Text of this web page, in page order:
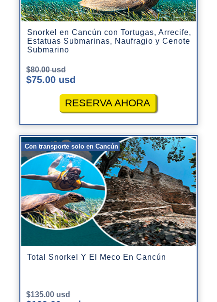
Snorkel en Cancún con Tortugas, Arrecife,
Estatuas Submarinas, Naufragio y Cenote
Submarino
$80.00 usd
$75.00 usd
RESERVA AHORA
Con transporte solo en Cancún
Total Snorkel Y El Meco En Cancún
$135.00 usd